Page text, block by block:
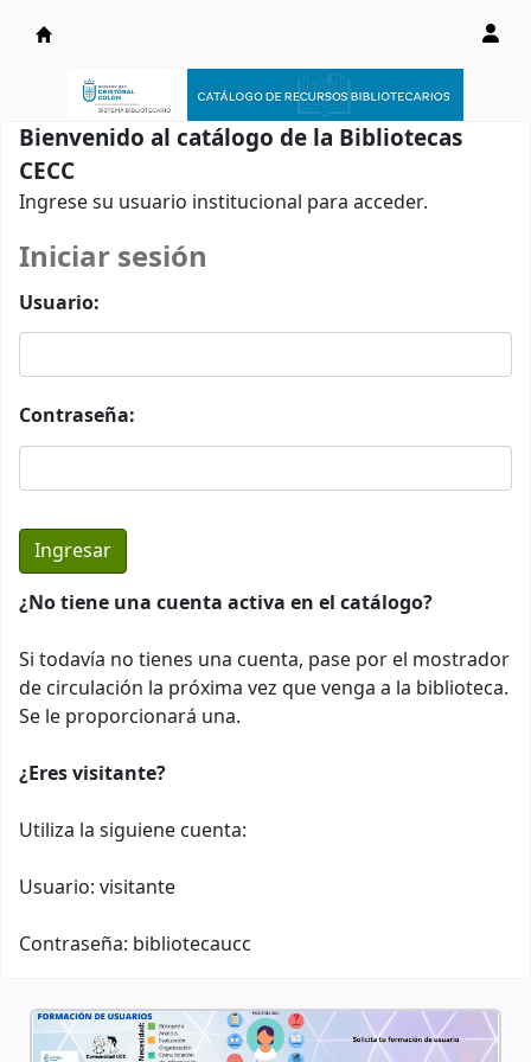
Catálogo en línea
Bienvenido al catálogo de la Bibliotecas
CECC
Ingrese su usuario institucional para acceder.
Iniciar sesión
Usuario:
Contraseña:
¿No tiene una cuenta activa en el catálogo?
Si todavía no tienes una cuenta, pase por el mostrador
de circulación la próxima vez que venga a la biblioteca.
Se le proporcionará una.
¿Eres visitante?
Utiliza la siguiene cuenta:
Usuario: visitante
Contraseña: bibliotecaucc